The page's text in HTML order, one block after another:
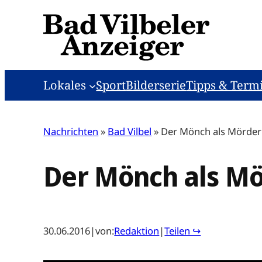
Lokales SportBilderserieTipps &
Nachrichten » Bad Vilbel » Der Mönch als Mörder
Der Mönch als
30.06.2016|von:Redaktion |Teilen ↪